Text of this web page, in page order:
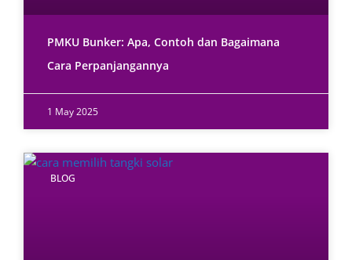
PMKU Bunker: Apa, Contoh dan Bagaimana
Cara Perpanjangannya
1 May 2025
BLOG